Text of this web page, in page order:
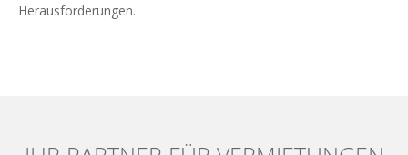
Herausforderungen.